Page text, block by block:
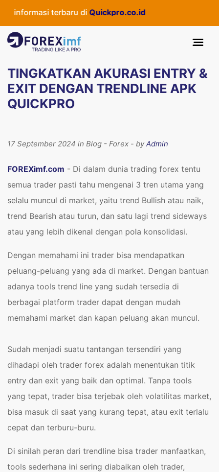
terbaru diQuickpro.co.id
TINGKATKAN AKURASI ENTRY &
EXIT DENGAN TRENDLINE APK
QUICKPRO
17 September 2024 in Blog - Forex - byAdmin
FOREXimf.com - Di dalam dunia trading forex tentu
semua trader pasti tahu mengenai 3 tren utama yang
selalu muncul di market, yaitu trend Bullish atau naik,
trend Bearish atau turun, dan satu lagi trend sideways
atau yang lebih dikenal dengan pola konsolidasi.
Dengan memahami ini trader bisa mendapatkan
peluang-peluang yang ada di market. Dengan bantuan
adanya tools trend line yang sudah tersedia di
berbagai platform trader dapat dengan mudah
memahami market dan kapan peluang akan muncul.
Sudah menjadi suatu tantangan tersendiri yang
dihadapi oleh trader forex adalah menentukan titik
entry dan exit yang baik dan optimal. Tanpa tools
yang tepat, trader bisa terjebak oleh volatilitas market,
bisa masuk di saat yang kurang tepat, atau exit terlalu
cepat dan terburu-buru.
Di sinilah peran dari trendline bisa trader manfaatkan,
tools sederhana ini sering diabaikan oleh trader,